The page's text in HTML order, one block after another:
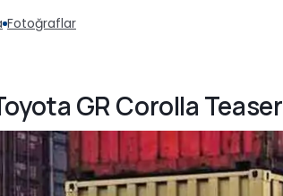
Fotoğraflar
GR Corolla Teaser